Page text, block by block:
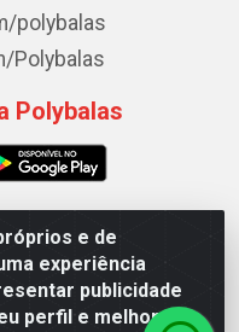
e de
experiência
publicidade
perfil e melhorar a
polybalas
Polybalas
Polybalas
173 Galpão B -
58.075-075 - CNPJ
61